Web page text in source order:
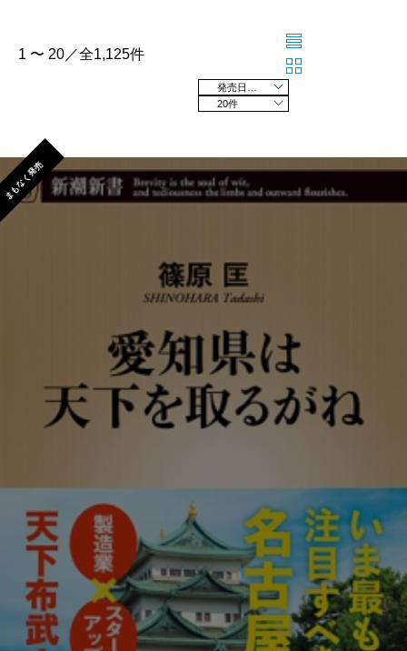
1 〜 20／全1,125件
20件
まもなく発売